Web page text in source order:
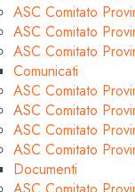
ASC Comitato
ASC Comitato
ASC Comitato
Comunicati
ASC Comitato
ASC Comitato
ASC Comitato
ASC Comitato
Documenti